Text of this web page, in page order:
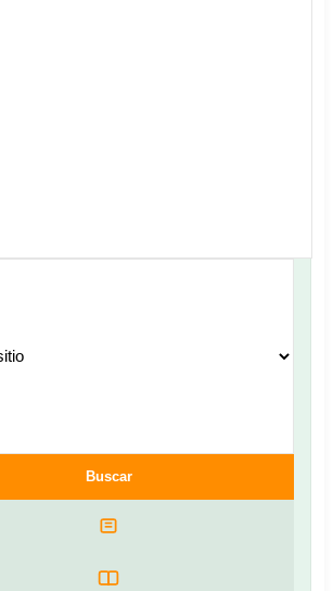
Buscar